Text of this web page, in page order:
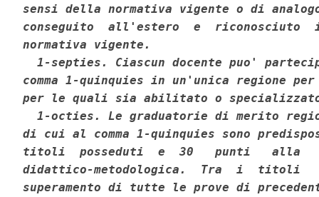
sensi della normativa vigente o di
conseguito  all'estero  e
normativa vigente.
1-septies. Ciascun docente puo'
comma 1-quinquies in un'unica regione
per le quali sia abilitato o
1-octies. Le graduatorie di merito
di cui al comma 1-quinquies sono
titoli  posseduti  e  30   punti   alla
didattico-metodologica.  Tra  i
superamento di tutte le prove di